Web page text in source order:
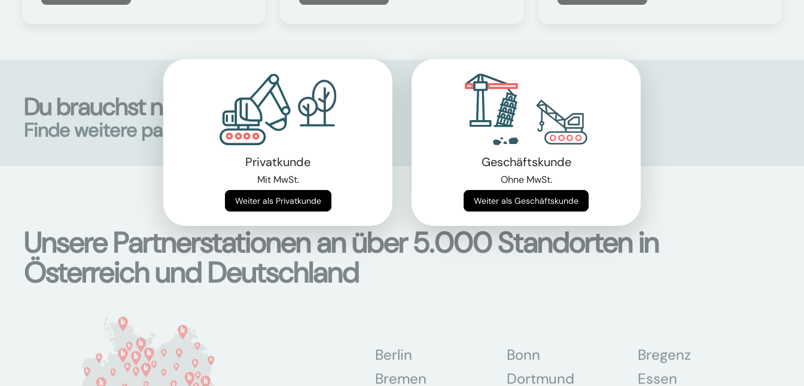
Du brauchst noch mehr als Lader?
Finde weitere passende Maschinenhier
Unsere Partnerstationen an über 5.000 Standorten in
Österreich und Deutschland
Berlin Bonn
Bregenz
Bremen
Dortmund Essen
Privatkunde
Mit MwSt.
Weiter als Privatkunde
Geschäftskunde
Ohne MwSt.
Weiter als Geschäftskunde